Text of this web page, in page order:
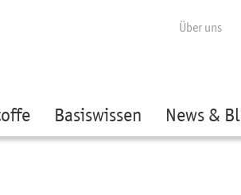
Über uns
Basiswissen News &